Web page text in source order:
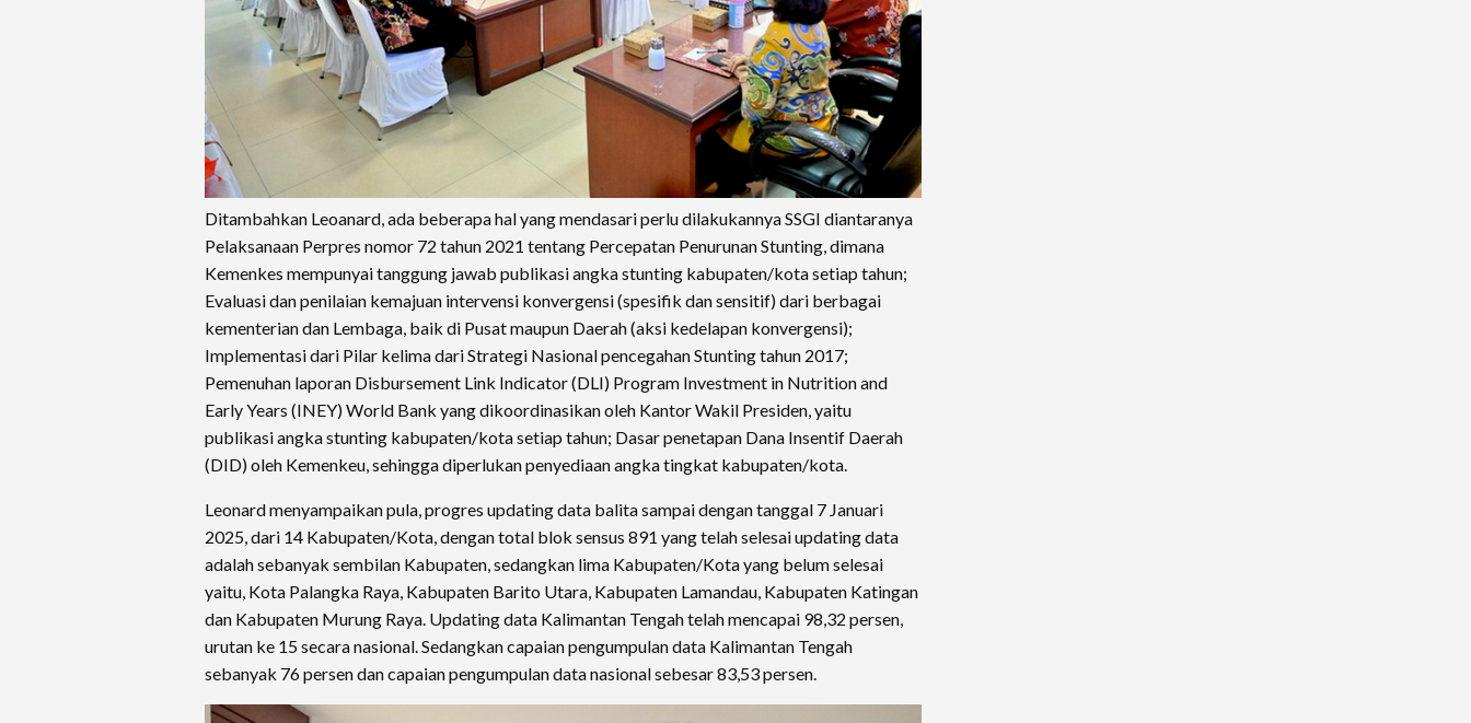
Ditambahkan Leoanard, ada beberapa hal yang mendasari perlu dilakukannya SSGI diantaranya
Pelaksanaan Perpres nomor 72 tahun 2021 tentang Percepatan Penurunan Stunting, dimana
Kemenkes mempunyai tanggung jawab publikasi angka stunting kabupaten/kota setiap tahun;
Evaluasi dan penilaian kemajuan intervensi konvergensi (spesifik dan sensitif) dari berbagai
kementerian dan Lembaga, baik di Pusat maupun Daerah (aksi kedelapan konvergensi);
Implementasi dari Pilar kelima dari Strategi Nasional pencegahan Stunting tahun 2017;
Pemenuhan laporan Disbursement Link Indicator (DLI) Program Investment in Nutrition and
Early Years (INEY) World Bank yang dikoordinasikan oleh Kantor Wakil Presiden, yaitu
publikasi angka stunting kabupaten/kota setiap tahun; Dasar penetapan Dana Insentif Daerah
(DID) oleh Kemenkeu, sehingga diperlukan penyediaan angka tingkat kabupaten/kota.
Leonard menyampaikan pula, progres updating data balita sampai dengan tanggal 7 Januari
2025, dari 14 Kabupaten/Kota, dengan total blok sensus 891 yang telah selesai updating data
adalah sebanyak sembilan Kabupaten, sedangkan lima Kabupaten/Kota yang belum selesai
yaitu, Kota Palangka Raya, Kabupaten Barito Utara, Kabupaten Lamandau, Kabupaten Katingan
dan Kabupaten Murung Raya. Updating data Kalimantan Tengah telah mencapai 98,32 persen,
urutan ke 15 secara nasional. Sedangkan capaian pengumpulan data Kalimantan Tengah
sebanyak 76 persen dan capaian pengumpulan data nasional sebesar 83,53 persen.